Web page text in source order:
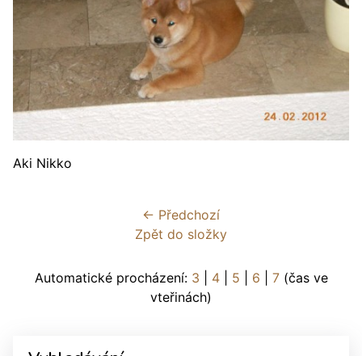
Aki Nikko
← Předchozí
Zpět do složky
Automatické procházení: 3 4| 5 6 7(čas ve
vteřinách)